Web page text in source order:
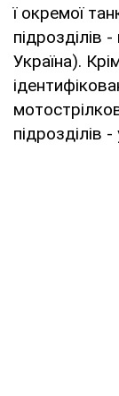
ї окремої
підрозділів
Україна).
підрозділів